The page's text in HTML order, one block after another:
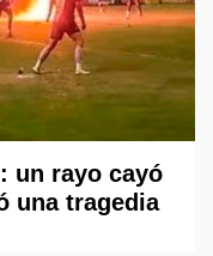
un rayo cayó
una tragedia